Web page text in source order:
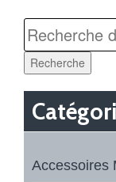
Recherche
Accessoires